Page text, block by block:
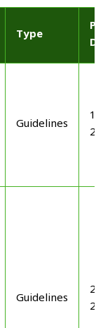
Type
Guidelines
Guidelines